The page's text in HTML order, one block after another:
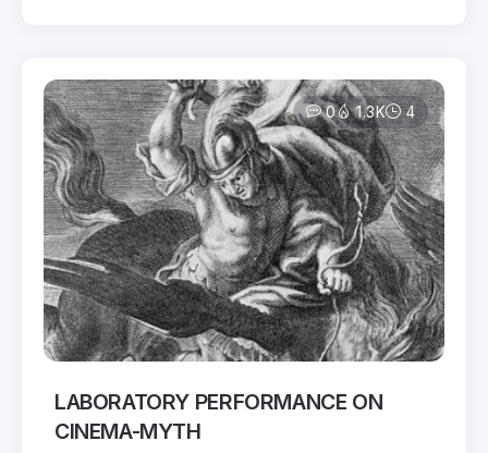
0 1.3K 4
LABORATORY PERFORMANCE ON
CINEMA-MYTH